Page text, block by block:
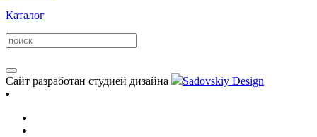
Каталог
Сайт разработан студией дизайна Sadovskiy Design